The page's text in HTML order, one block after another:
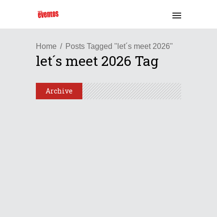
Home Posts Tagged "let´s meet 2026"
let´s meet 2026 Tag
Archive